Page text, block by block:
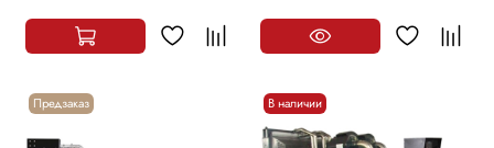
Предзаказ В наличии